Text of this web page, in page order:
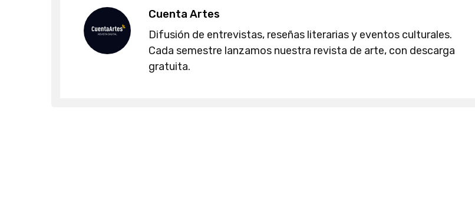
Cuenta Artes
Difusión de entrevistas, reseñas literarias y eventos culturales.
Cada semestre lanzamos nuestra revista de arte, con descarga
gratuita.